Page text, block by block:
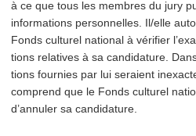
à ce que tous les membres du jury
infor­ma­tions per­son­nelles. Il/​elle
Fonds culturel national à vérifier
tions relatives à sa candidature.
tions fournies par lui seraient
comprend que le Fonds culturel
d’annuler sa candidature.